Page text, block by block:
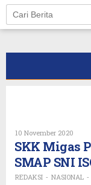
Skip
content
10 November 2020
SKK Migas
SMAP SNI
REDAKSI - NASIONAL -